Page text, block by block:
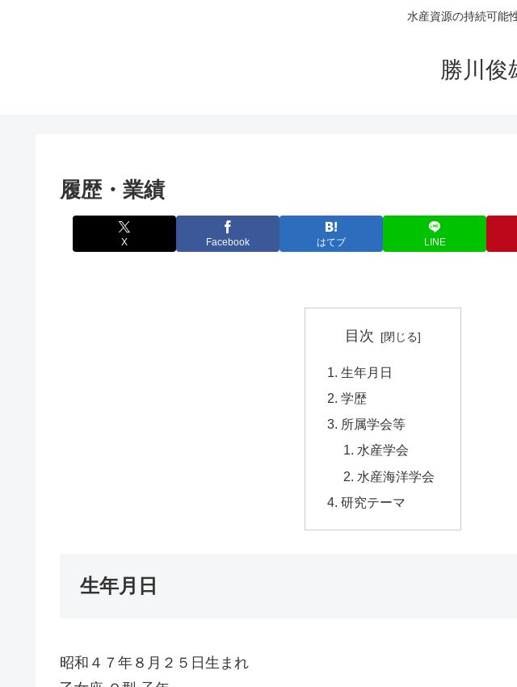
水産資源の持続可能
勝川俊
履歴・業績
X Facebook はてブ LINE
目次
生年月日
学歴
所属学会等
水産学会
水産海洋学会
研究テーマ
生年月日
昭和４７年８月２５日生まれ